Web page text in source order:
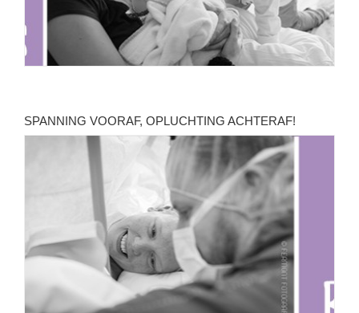
SPANNING VOORAF, OPLUCHTING ACHTERAF!